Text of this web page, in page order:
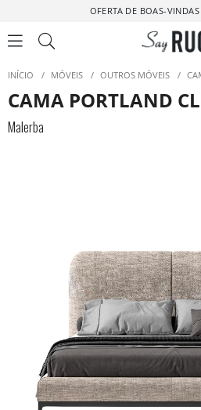
OFERTA DE BOAS-VINDAS
INÍCIO / MÓVEIS / OUTROS MÓVEIS /
CAMA PORTLAND
Malerba